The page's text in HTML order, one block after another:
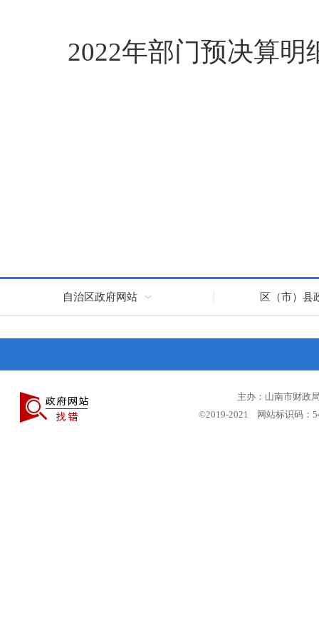
2022年部门预决算明
自治区政府网站 区（市）县
主办：山南市财政
©2019-2021 网站标识码：